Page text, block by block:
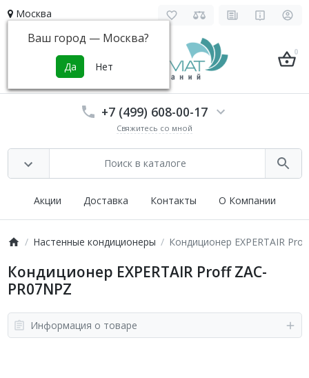
Москва
Ваш город — Москва?
0
+7 (499) 608-00-17
Свяжитесь со мной
Акции Доставка Контакты О Компании
Настенные кондиционеры Кондиционер EXPERTAIR
Кондиционер EXPERTAIR Proff ZAC-
PR07NPZ
Информация о товаре